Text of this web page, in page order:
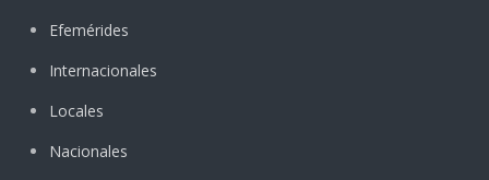
Efemérides
Internacionales
Locales
Nacionales